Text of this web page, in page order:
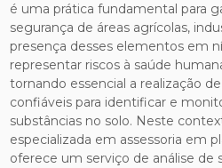
é uma prática fundamental para
segurança de áreas agrícolas,
presença desses elementos em
representar riscos à saúde
tornando essencial a realização
confiáveis para identificar e
substâncias no solo. Neste
especializada em assessoria em
oferece um serviço de análise de